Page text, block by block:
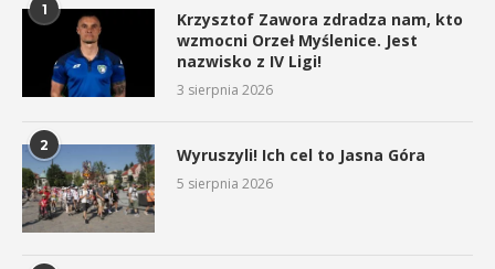
1
Krzysztof Zawora zdradza nam, kto
wzmocni Orzeł Myślenice. Jest
nazwisko z IV Ligi!
3 sierpnia 2026
2 Wyruszyli! Ich cel to Jasna Góra
5 sierpnia 2026